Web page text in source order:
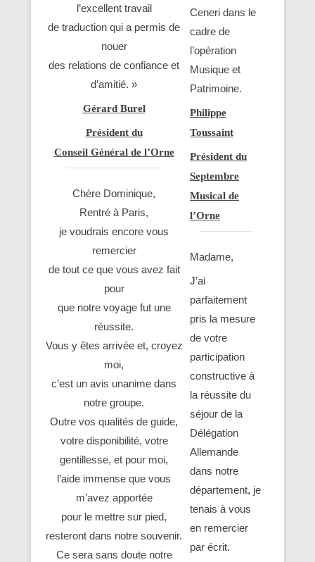
l’excellent travail
de traduction qui a permis de
nouer
des relations de confiance et
d’amitié. »
Gérard Burel
Président du
Conseil Général de l’Orne
Chère Dominique,
Rentré à Paris,
je voudrais encore vous
remercier
de tout ce que vous avez fait
pour
que notre voyage fut une
réussite.
Vous y êtes arrivée et, croyez
moi,
c’est un avis unanime dans
notre groupe.
Outre vos qualités de guide,
votre disponibilité, votre
gentillesse, et pour moi,
l’aide immense que vous
m’avez apportée
pour le mettre sur pied,
resteront dans notre souvenir.
Ce sera sans doute notre
Ceneri dans le
cadre de
l’opération
Musique et
Patrimoine.
Philippe
Toussaint
Président du
Septembre
Musical de
l’Orne
Madame,
J’ai
parfaitement
pris la mesure
de votre
participation
constructive à
la réussite du
séjour de la
Délégation
Allemande
dans notre
département, je
tenais à vous
en remercier
par écrit.